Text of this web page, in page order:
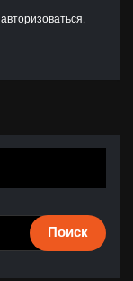
авторизоваться.
Поиск